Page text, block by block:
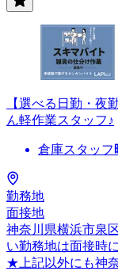
【選べる日勤・夜
ん軽作業スタッフ♪
倉庫スタッフ
勤務地
面接地
神奈川県横浜市泉
い勤務地は面接時
★上記以外にも神